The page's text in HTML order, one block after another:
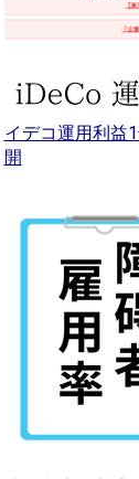
イデコ運用利益
開